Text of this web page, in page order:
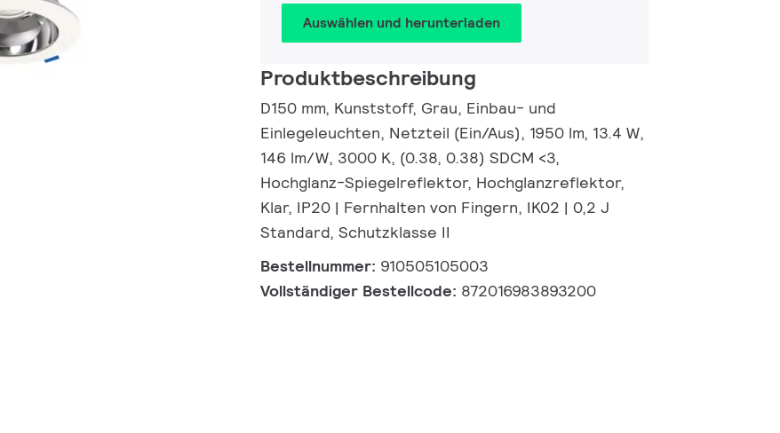
Auswählen und herunterladen
Produktbeschreibung
D150 mm, Kunststoff, Grau, Einbau- und
Einlegeleuchten, Netzteil (Ein/Aus), 1950 lm, 13.4 W,
146 lm/W, 3000 K, (0.38, 0.38) SDCM <3,
Hochglanz-Spiegelreflektor, Hochglanzreflektor,
Klar, IP20 | Fernhalten von Fingern, IK02 | 0,2 J
Standard, Schutzklasse II
Bestellnummer: 910505105003
Vollständiger Bestellcode: 872016983893200